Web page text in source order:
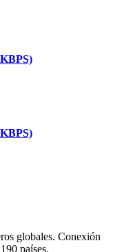
globales. Conexión
países.